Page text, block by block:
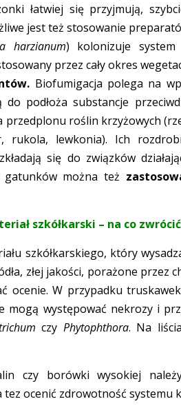
łatwiej się przyjmują,
jest też stosowanie
harzianum) kolonizuje
przez cały okres
Biofumigacja polega na
podłoża substancje
przedplonu roślin krzyżowych
rukola, lewkonia). Ich
się do związków
gatunków można też
szkółkarski – na co
szkółkarskiego, który
złej jakości, porażone
ocenie. W przypadku
mogą występować nekrozy i
czy Phytophthora. Na
czy borówki wysokiej
ocenić zdrowotność systemu